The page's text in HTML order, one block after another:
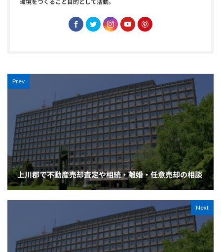
環境をつくること目的として活動。
Prev
上川郡で不動産売却査定や相続・離婚・任意売却の相談
Next